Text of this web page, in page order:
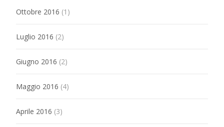
Ottobre 2016 (1)
Luglio 2016 (2)
Giugno 2016 (2)
Maggio 2016 (4)
Aprile 2016 (3)